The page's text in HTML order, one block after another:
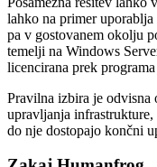
lahko na primer
pa v gostovanem okolju
temelji na Windows
licencirana prek
Pravilna izbira je odvisna
upravljanja infrastrukture,
do nje dostopajo končni